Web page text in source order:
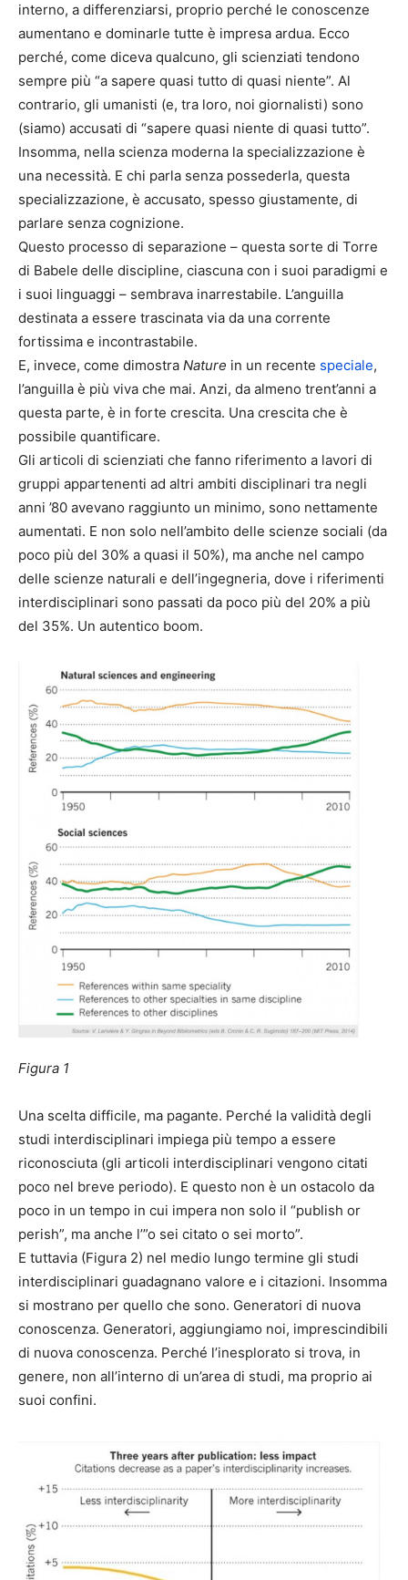
interno, a differenziarsi, proprio perché le conoscenze
aumentano e dominarle tutte è impresa ardua. Ecco
perché, come diceva qualcuno, gli scienziati tendono
sempre più “a sapere quasi tutto di quasi niente”. Al
contrario, gli umanisti (e, tra loro, noi giornalisti) sono
(siamo) accusati di “sapere quasi niente di quasi tutto”.
Insomma, nella scienza moderna la specializzazione è
una necessità. E chi parla senza possederla, questa
specializzazione, è accusato, spesso giustamente, di
parlare senza cognizione.
Questo processo di separazione – questa sorte di Torre
di Babele delle discipline, ciascuna con i suoi paradigmi e
i suoi linguaggi – sembrava inarrestabile. L’anguilla
destinata a essere trascinata via da una corrente
fortissima e incontrastabile.
E, invece, come dimostra Nature in un recente speciale,
l’anguilla è più viva che mai. Anzi, da almeno trent’anni a
questa parte, è in forte crescita. Una crescita che è
possibile quantificare.
Gli articoli di scienziati che fanno riferimento a lavori di
gruppi appartenenti ad altri ambiti disciplinari tra negli
anni ’80 avevano raggiunto un minimo, sono nettamente
aumentati. E non solo nell’ambito delle scienze sociali (da
poco più del 30% a quasi il 50%), ma anche nel campo
delle scienze naturali e dell’ingegneria, dove i riferimenti
interdisciplinari sono passati da poco più del 20% a più
del 35%. Un autentico boom.
Figura 1
Una scelta difficile, ma pagante. Perché la validità degli
studi interdisciplinari impiega più tempo a essere
riconosciuta (gli articoli interdisciplinari vengono citati
poco nel breve periodo). E questo non è un ostacolo da
poco in un tempo in cui impera non solo il “publish or
perish”, ma anche l’”o sei citato o sei morto”.
E tuttavia (Figura 2) nel medio lungo termine gli studi
interdisciplinari guadagnano valore e i citazioni. Insomma
si mostrano per quello che sono. Generatori di nuova
conoscenza. Generatori, aggiungiamo noi, imprescindibili
di nuova conoscenza. Perché l’inesplorato si trova, in
genere, non all’interno di un’area di studi, ma proprio ai
suoi confini.